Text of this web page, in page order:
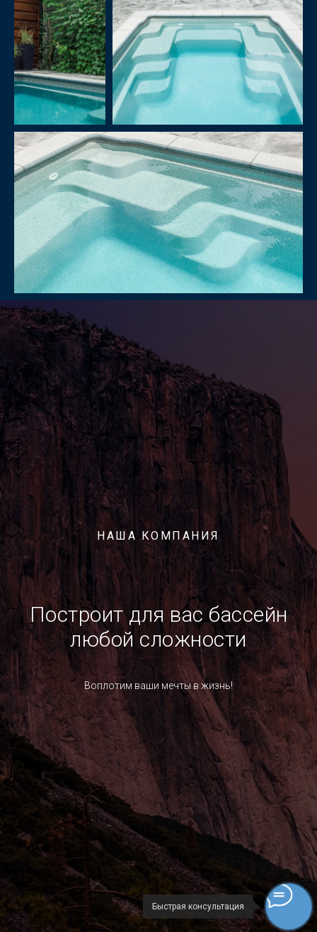
Быстрая консультация
НАША КОМПАНИЯ
Построит для вас бассейн
любой сложности
Воплотим ваши мечты в жизнь!